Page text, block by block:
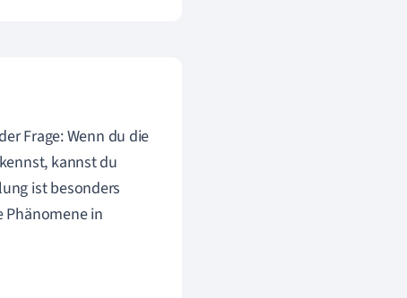
Frage: Wenn du die
kannst du
ist besonders
Phänomene in